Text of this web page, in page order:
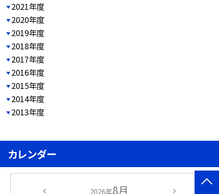
2021年度
2020年度
2019年度
2018年度
2017年度
2016年度
2015年度
2014年度
2013年度
カレンダー
2026年8月